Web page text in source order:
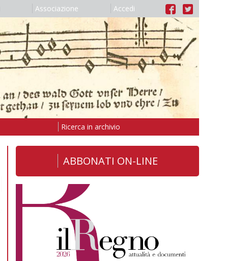
Associazione Accedi
Ricerca in archivio
ABBONATI ON-LINE